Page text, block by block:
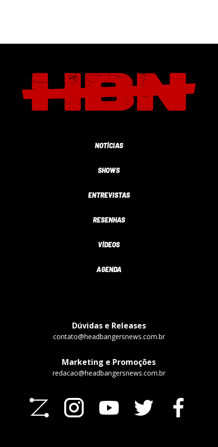
NOTÍCIAS
SHOWS
ENTREVISTAS
RESENHAS
VÍDEOS
AGENDA
Dúvidas e Releases
contato@headbangersnews.com.br
Marketing e Promoções
redacao@headbangersnews.com.br